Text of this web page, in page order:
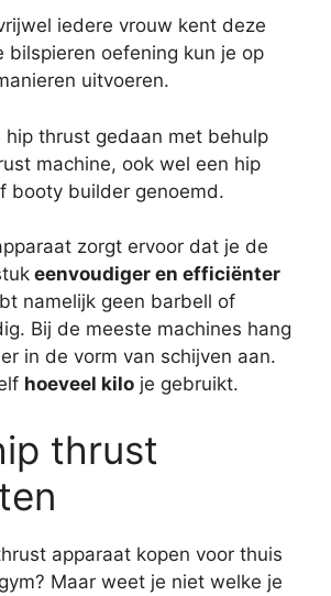
iedere vrouw kent deze
bilspieren oefening kun je op
uitvoeren.
thrust gedaan met behulp
machine, ook wel een hip
booty builder genoemd.
zorgt ervoor dat je de
eenvoudiger en efficiënter
namelijk geen barbell of
Bij de meeste machines hang
in de vorm van schijven aan.
hoeveel kilo je gebruikt.
thrust
apparaat kopen voor thuis
Maar weet je niet welke je